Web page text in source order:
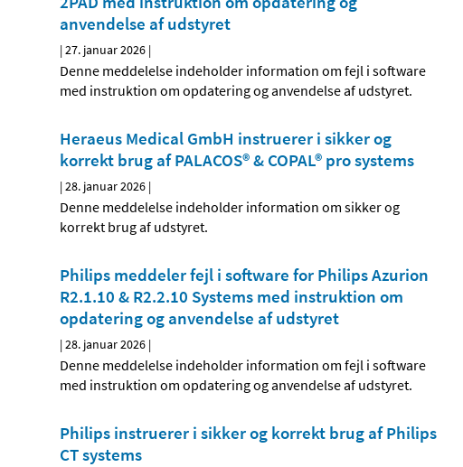
anvendelse af udstyret
|27. januar 2026 |
Denne meddelelse indeholder information om fejl i software
med instruktion om opdatering og anvendelse af udstyret.
Heraeus Medical GmbH instruerer i sikker og
korrekt brug af PALACOS® & COPAL® pro systems
|28. januar 2026 |
Denne meddelelse indeholder information om sikker og
korrekt brug af udstyret.
Philips meddeler fejl i software for Philips Azurion
R2.1.10 & R2.2.10 Systems med instruktion om
opdatering og anvendelse af udstyret
|28. januar 2026 |
Denne meddelelse indeholder information om fejl i software
med instruktion om opdatering og anvendelse af udstyret.
Philips instruerer i sikker og korrekt brug af Philips
CT systems